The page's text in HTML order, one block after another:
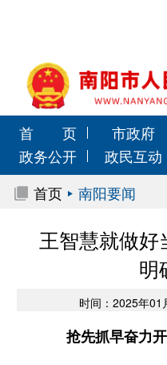
首 页 市政府
政务公开
政民互动
首页
南阳要闻
王智慧就做好
明
时间：2025年01
抢先抓早奋力